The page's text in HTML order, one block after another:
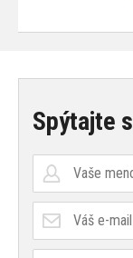
Spýtajte